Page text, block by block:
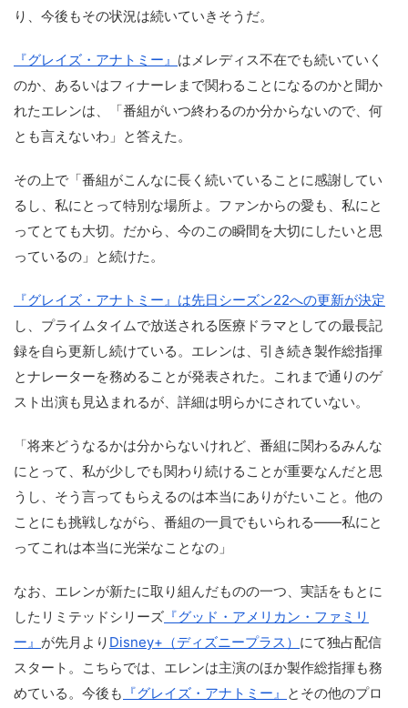
り、今後もその状況は続いていきそうだ。
『グレイズ・アナトミー』 はメレディス不在でも続いていく
のか、あるいはフィナーレまで関わることになるのかと聞か
れたエレンは、「番組がいつ終わるのか分からないので、何
とも言えないわ」と答えた。
その上で「番組がこんなに長く続いていることに感謝してい
るし、私にとって特別な場所よ。ファンからの愛も、私にと
ってとても大切。だから、今のこの瞬間を大切にしたいと思
っているの」と続けた。
『グレイズ・アナトミー』は先日シーズン22への更新が決定
し、プライムタイムで放送される医療ドラマとしての最長記
録を自ら更新し続けている。エレンは、引き続き製作総指揮
とナレーターを務めることが発表された。これまで通りのゲ
スト出演も見込まれるが、詳細は明らかにされていない。
「将来どうなるかは分からないけれど、番組に関わるみんな
にとって、私が少しでも関わり続けることが重要なんだと思
うし、そう言ってもらえるのは本当にありがたいこと。他の
ことにも挑戦しながら、番組の一員でもいられる――私にと
ってこれは本当に光栄なことなの」
なお、エレンが新たに取り組んだものの一つ、実話をもとに
したリミテッドシリーズ 『グッド・アメリカン・ファミリ
ー』 が先月より Disney+（ディズニープラス） にて独占配信
スタート。こちらでは、エレンは主演のほか製作総指揮も務
めている。今後も 『グレイズ・アナトミー』 とその他のプロ